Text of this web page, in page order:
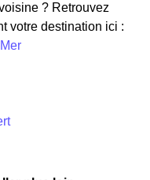
? Retrouvez
votre destination ici :